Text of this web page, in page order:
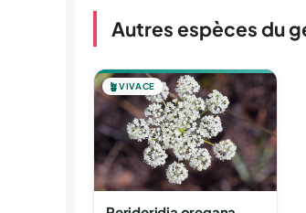
Autres espèces du
🪴VIVACE